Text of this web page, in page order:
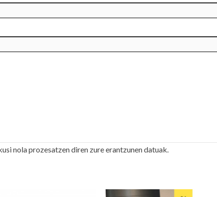
nola prozesatzen diren zure erantzunen datuak.